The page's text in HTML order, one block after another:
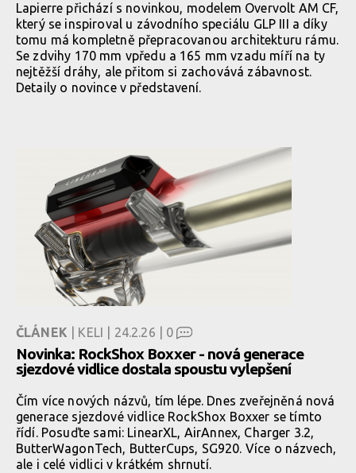
Lapierre přichází s novinkou, modelem Overvolt AM CF,
který se inspiroval u závodního speciálu GLP III a díky
tomu má kompletně přepracovanou architekturu rámu.
Se zdvihy 170 mm vpředu a 165 mm vzadu míří na ty
nejtěžší dráhy, ale přitom si zachovává zábavnost.
Detaily o novince v představení.
ČLÁNEK | KELI | 24.2.26 | 0
Novinka: RockShox Boxxer - nová generace
sjezdové vidlice dostala spoustu vylepšení
Čím více nových názvů, tím lépe. Dnes zveřejněná nová
generace sjezdové vidlice RockShox Boxxer se tímto
řídí. Posuďte sami: LinearXL, AirAnnex, Charger 3.2,
ButterWagonTech, ButterCups, SG920. Více o názvech,
ale i celé vidlici v krátkém shrnutí.